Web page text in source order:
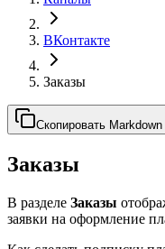
ВКонтакте
Заказы
Скопировать Markdown
Заказы
В разделе Заказы
заявки на оформление